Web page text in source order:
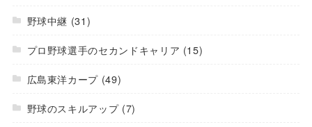
野球中継 (31)
プロ野球選手のセカンドキャリア (15)
広島東洋カープ (49)
野球のスキルアップ(7)